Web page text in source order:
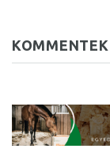
KOMMENTEK